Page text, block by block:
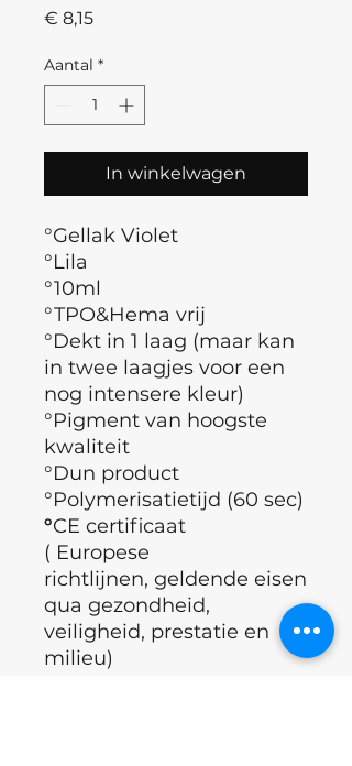
€ 8,15Prijs
Aantal *
In winkelwagen
°Gellak Violet
°Lila
°10ml
°TPO&Hema vrij
°Dekt in 1 laag (maar kan
in twee laagjes voor een
nog intensere kleur)
°Pigment van hoogste
kwaliteit
°Dun product
°Polymerisatietijd (60 sec)
°CE certificaat
( Europese
richtlijnen, geldende eisen
qua gezondheid,
veiligheid, prestatie en
milieu)